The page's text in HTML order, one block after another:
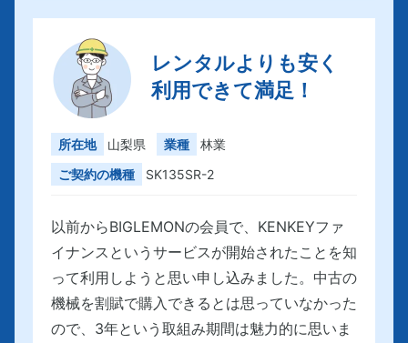
レンタルよりも安く
利用できて満足！
所在地 山梨県 業種
林業
ご契約の機種
SK135SR-2
以前からBIGLEMONの会員で、KENKEYファ
イナンスというサービスが開始されたことを知
って利用しようと思い申し込みました。中古の
機械を割賦で購入できるとは思っていなかった
ので、3年という取組み期間は魅力的に思いま